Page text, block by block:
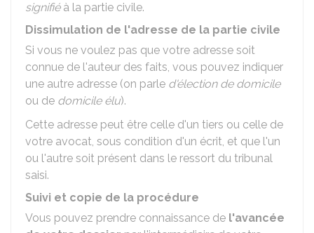
signifiéà la partie civile.
Dissimulation de l'adresse de la partie civile
Si vous ne voulez pas que votre adresse soit
connue de l'auteur des faits, vous pouvez indiquer
une autre adresse (on parle d'élection de domicile
ou de domicile élu).
Cette adresse peut être celle d'un tiers ou celle de
votre avocat, sous condition d'un écrit, et que l'un
ou l'autre soit présent dans le ressort du tribunal
saisi.
Suivi et copie de la procédure
Vous pouvez prendre connaissance de l'avancée